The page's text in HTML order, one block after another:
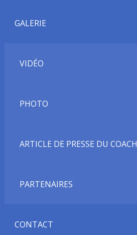
GALERIE
VIDÉO
PHOTO
ARTICLE DE PRESSE DU COACH
PARTENAIRES
CONTACT